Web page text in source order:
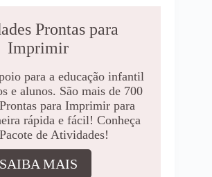
Prontas para
Imprimir
para a educação infantil
e alunos. São mais de 700
para Imprimir para
rápida e fácil! Conheça
de Atividades!
SAIBA MAIS